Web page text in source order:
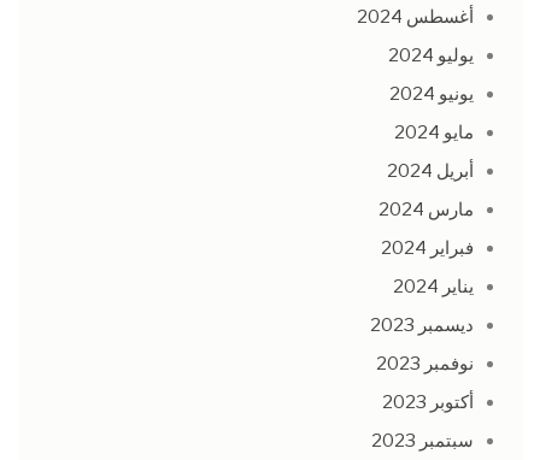
أغسطس 2024
يوليو 2024
يونيو 2024
مايو 2024
أبريل 2024
مارس 2024
فبراير 2024
يناير 2024
ديسمبر 2023
نوفمبر 2023
أكتوبر 2023
سبتمبر 2023